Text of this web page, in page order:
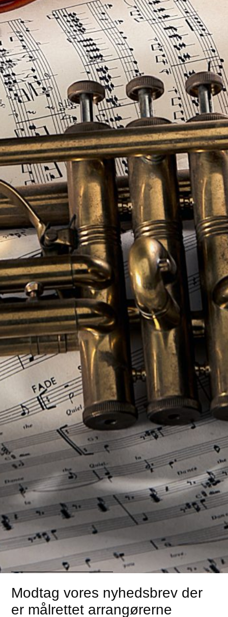
den uopnåelige elskede og om skoven, hvor vi kan fare
vild og finde os selv.
Fortællingerne går i dialog med smukke lyriske sange
med danske tekster og Saras klangfulde, varme
stemme.
Dorte Futtrup og Sara Futtrup har fælles rødder i
Danmark, Grønland og Færøerne.
Varighed: 2 timer inkl. pause (kan afkortes)
Der er i øjeblikket ingen kommende
kirkekoncerter med 2 x Futtrup.
Ofte stillede spørgsmål om
booking
Hvordan booker man 2 x Futtrup?
Udfyld bookingformularen på denne side med dato
og kirkens navn. Vi vender tilbage med pris og
ledighed.
Hvad koster en koncert?
Hvor hurtigt får man svar?
Ønsker du yderligere oplysninger og priser på 2
x Futtrup er du velkommen til at ringe, sende
en mail eller udfylde formularen til højre. Der
kan du beskrive dit arrangement, så vil vi vende
tilbage til dig hurtigst muligt.
Modtag vores nyhedsbrev der
er målrettet arrangørerne